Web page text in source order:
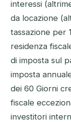
interessi
da locazione
tassazione per
residenza
di imposta sul
imposta
dei 60 Giorni
fiscale
investitori